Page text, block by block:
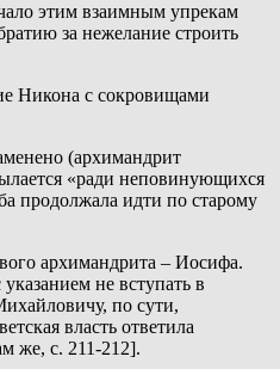
этим взаимным упрекам
за нежелание строить
Никона с сокровищами
(архимандрит
«ради неповинующихся
продолжала идти по старому
архимандрита – Иосифа.
не вступать в
по сути,
власть ответила
же, с. 211-212].